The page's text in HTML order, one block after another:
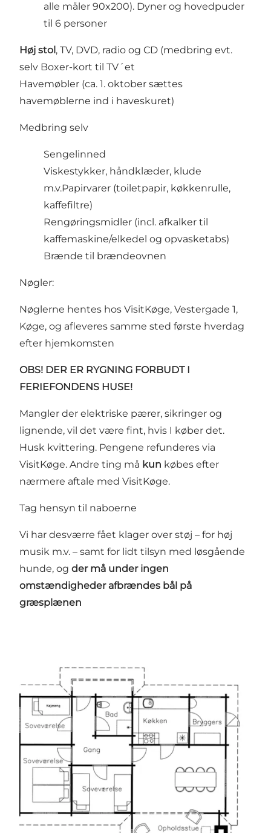
alle måler 90x200). Dyner og hovedpuder
til 6 personer
Høj stol , TV, DVD, radio og CD (medbring evt.
selv Boxer-kort til TV´et
Havemøbler (ca. 1. oktober sættes
havemøblerne ind i haveskuret)
Medbring selv
Sengelinned
Viskestykker, håndklæder, klude
m.v.Papirvarer (toiletpapir, køkkenrulle,
kaffefiltre)
Rengøringsmidler (incl. afkalker til
kaffemaskine/elkedel og opvasketabs)
Brænde til brændeovnen
Nøgler:
Nøglerne hentes hos VisitKøge, Vestergade 1,
Køge, og afleveres samme sted første hverdag
efter hjemkomsten
OBS! DER ER RYGNING FORBUDT I
FERIEFONDENS HUSE!
Mangler der elektriske pærer, sikringer og
lignende, vil det være fint, hvis I køber det.
Husk kvittering. Pengene refunderes via
VisitKøge. Andre ting må kun købes efter
nærmere aftale med VisitKøge.
Tag hensyn til naboerne
Vi har desværre fået klager over støj – for høj
musik m.v. – samt for lidt tilsyn med løsgående
hunde, og der må under ingen
omstændigheder afbrændes bål på
græsplænen